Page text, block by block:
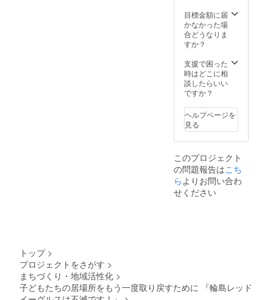
場は日
程決ま
り次第
ご案内
す。
目標金額に届
かなかった場
合どうなりま
すか？
支援で困った
時はどこに相
談したらいい
ですか？
ヘルプページを
見る
このプロジェクト
の問題報告はこち
ら よりお問い合わ
せください
トップ >
プロジェクトをさがす >
まちづくり・地域活性化 >
子どもたちの居場所をもう一度取り戻すために 『輪島レッド